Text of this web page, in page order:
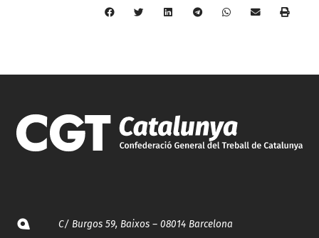
C/ Burgos 59, Baixos – 08014 Barcelona